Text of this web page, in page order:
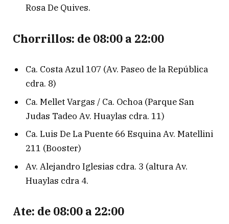
Rosa De Quives.
Chorrillos: de 08:00 a 22:00
Ca. Costa Azul 107 (Av. Paseo de la República
cdra. 8)
Ca. Mellet Vargas / Ca. Ochoa (Parque San
Judas Tadeo Av. Huaylas cdra. 11)
Ca. Luis De La Puente 66 Esquina Av. Matellini
211 (Booster)
Av. Alejandro Iglesias cdra. 3 (altura Av.
Huaylas cdra 4.
Ate: de 08:00 a 22:00